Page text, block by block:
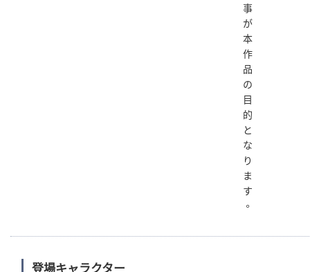
事
が
本
作
品
の
目
的
と
な
り
ま
す
。
登場キャラクター